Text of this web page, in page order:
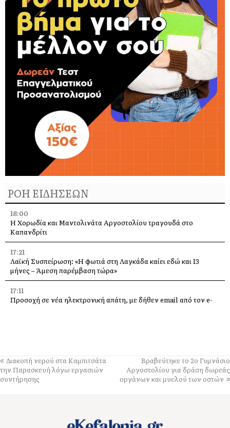
ΡΟΗ ΕΙΔΗΣΕΩΝ
18:00
Η Χορωδία και Μαντολινάτα Αργοστολίου τραγουδά στο
Καπανδρίτι
17:21
Λαϊκή Συσπείρωση: «Η φωτιά στη Λαγκάδα καίει εδώ και 13
μήνες – Άμεση παρέμβαση τώρα»
17:11
Προσοχή σε νέα ηλεκτρονική απάτη, με δήθεν email από τον e-
16:00
«Βούλιαξε» η Κεφαλονιά από κόσμο – 4 κρουαζιερόπλοια και
χιλιάδες επισκέπτες σε Αργοστόλι και Σάμη
Διακοπή νερού στα Καμπιτσάτα
την Παρασκευή λόγω εργασιών
συντήρησης
Βραβεύτηκε το 2ο Γυμνάσιο
Αργοστολίου για δράση δωρεάς
οργάνων και μυελού των οστών